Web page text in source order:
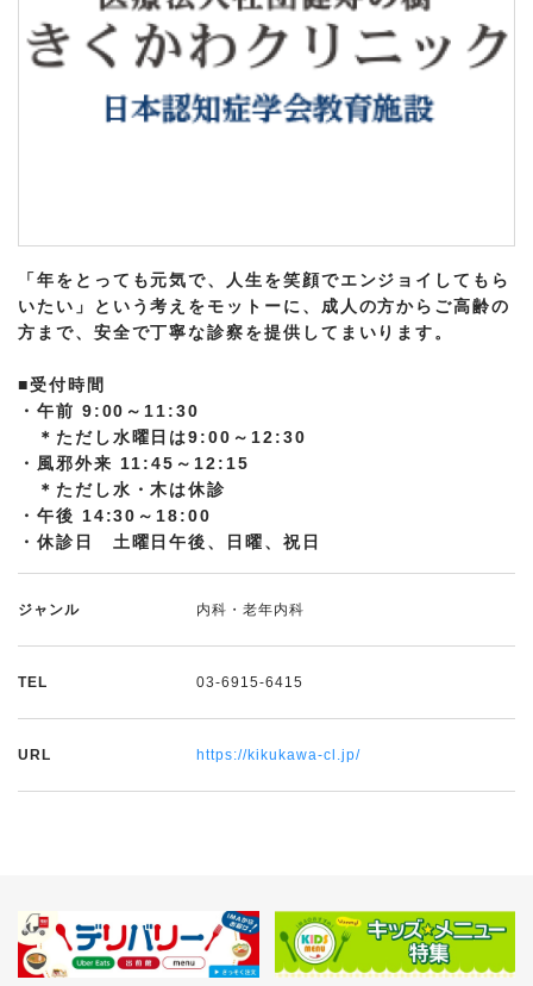
「年をとっても元気で、人生を笑顔でエンジョイしてもら
いたい」という考えをモットーに、成人の方からご高齢の
方まで、安全で丁寧な診察を提供してまいります。
■受付時間
・午前 9:00～11:30
＊ただし水曜日は9:00～12:30
・風邪外来 11:45～12:15
＊ただし水・木は休診
・午後 14:30～18:00
・休診日 土曜日午後、日曜、祝日
ジャンル 内科・老年内科
TEL 03-6915-6415
URL https://kikukawa-cl.jp/